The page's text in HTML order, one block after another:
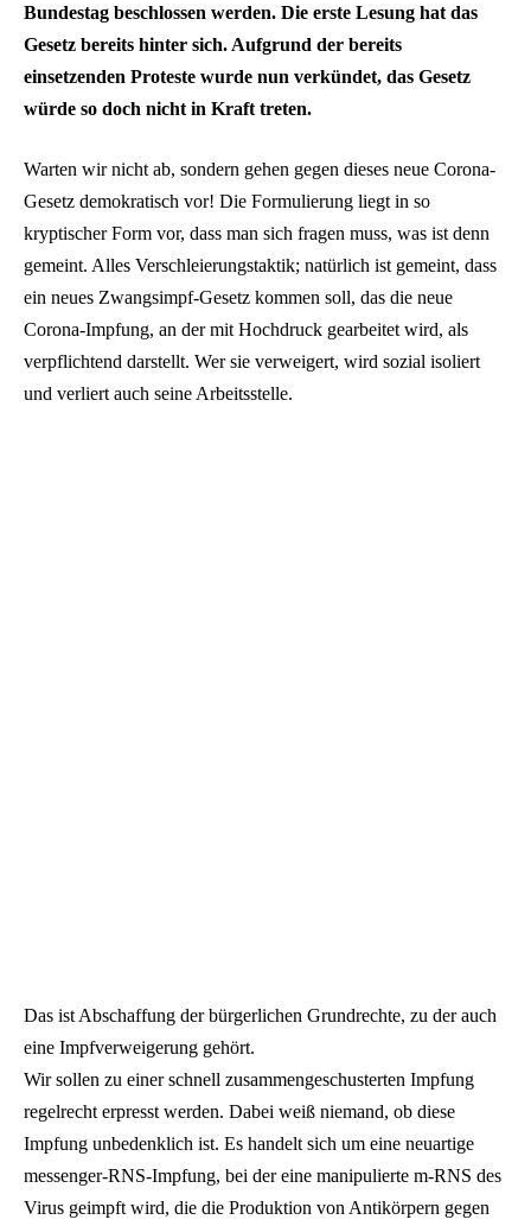
Bundestag beschlossen werden. Die erste Lesung hat das
Gesetz bereits hinter sich. Aufgrund der bereits
einsetzenden Proteste wurde nun verkündet, das Gesetz
würde so doch nicht in Kraft treten.
Warten wir nicht ab, sondern gehen gegen dieses neue Corona-
Gesetz demokratisch vor! Die Formulierung liegt in so
kryptischer Form vor, dass man sich fragen muss, was ist denn
gemeint. Alles Verschleierungstaktik; natürlich ist gemeint, dass
ein neues Zwangsimpf-Gesetz kommen soll, das die neue
Corona-Impfung, an der mit Hochdruck gearbeitet wird, als
verpflichtend darstellt. Wer sie verweigert, wird sozial isoliert
und verliert auch seine Arbeitsstelle.
Das ist Abschaffung der bürgerlichen Grundrechte, zu der auch
eine Impfverweigerung gehört.
Wir sollen zu einer schnell zusammengeschusterten Impfung
regelrecht erpresst werden. Dabei weiß niemand, ob diese
Impfung unbedenklich ist. Es handelt sich um eine neuartige
messenger-RNS-Impfung, bei der eine manipulierte m-RNS des
Virus geimpft wird, die die Produktion von Antikörpern gegen